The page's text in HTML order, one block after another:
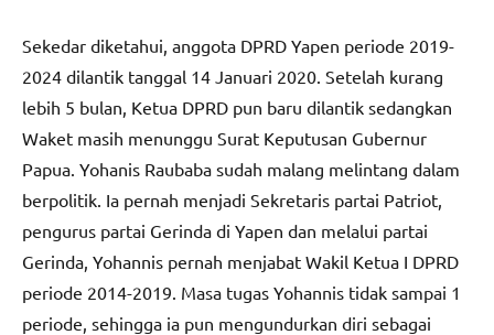
Sekedar diketahui, anggota DPRD Yapen periode 2019-
2024 dilantik tanggal 14 Januari 2020. Setelah kurang
lebih 5 bulan, Ketua DPRD pun baru dilantik sedangkan
Waket masih menunggu Surat Keputusan Gubernur
Papua. Yohanis Raubaba sudah malang melintang dalam
berpolitik. Ia pernah menjadi Sekretaris partai Patriot,
pengurus partai Gerinda di Yapen dan melalui partai
Gerinda, Yohannis pernah menjabat Wakil Ketua I DPRD
periode 2014-2019. Masa tugas Yohannis tidak sampai 1
periode, sehingga ia pun mengundurkan diri sebagai